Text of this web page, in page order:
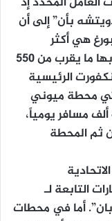
بأن” إلى أن
هي أكثر
المحطات ازدحاماً في ألمانيا، حيث يمر بها ما يقرب من 550
الرئيسية
وتأتي محطة ميوني
الرئيسية في المركز الثالث بحوالي 400 ألف مسافر يومياً،
ثم المحطة
التابعة لـ
أما في محطات